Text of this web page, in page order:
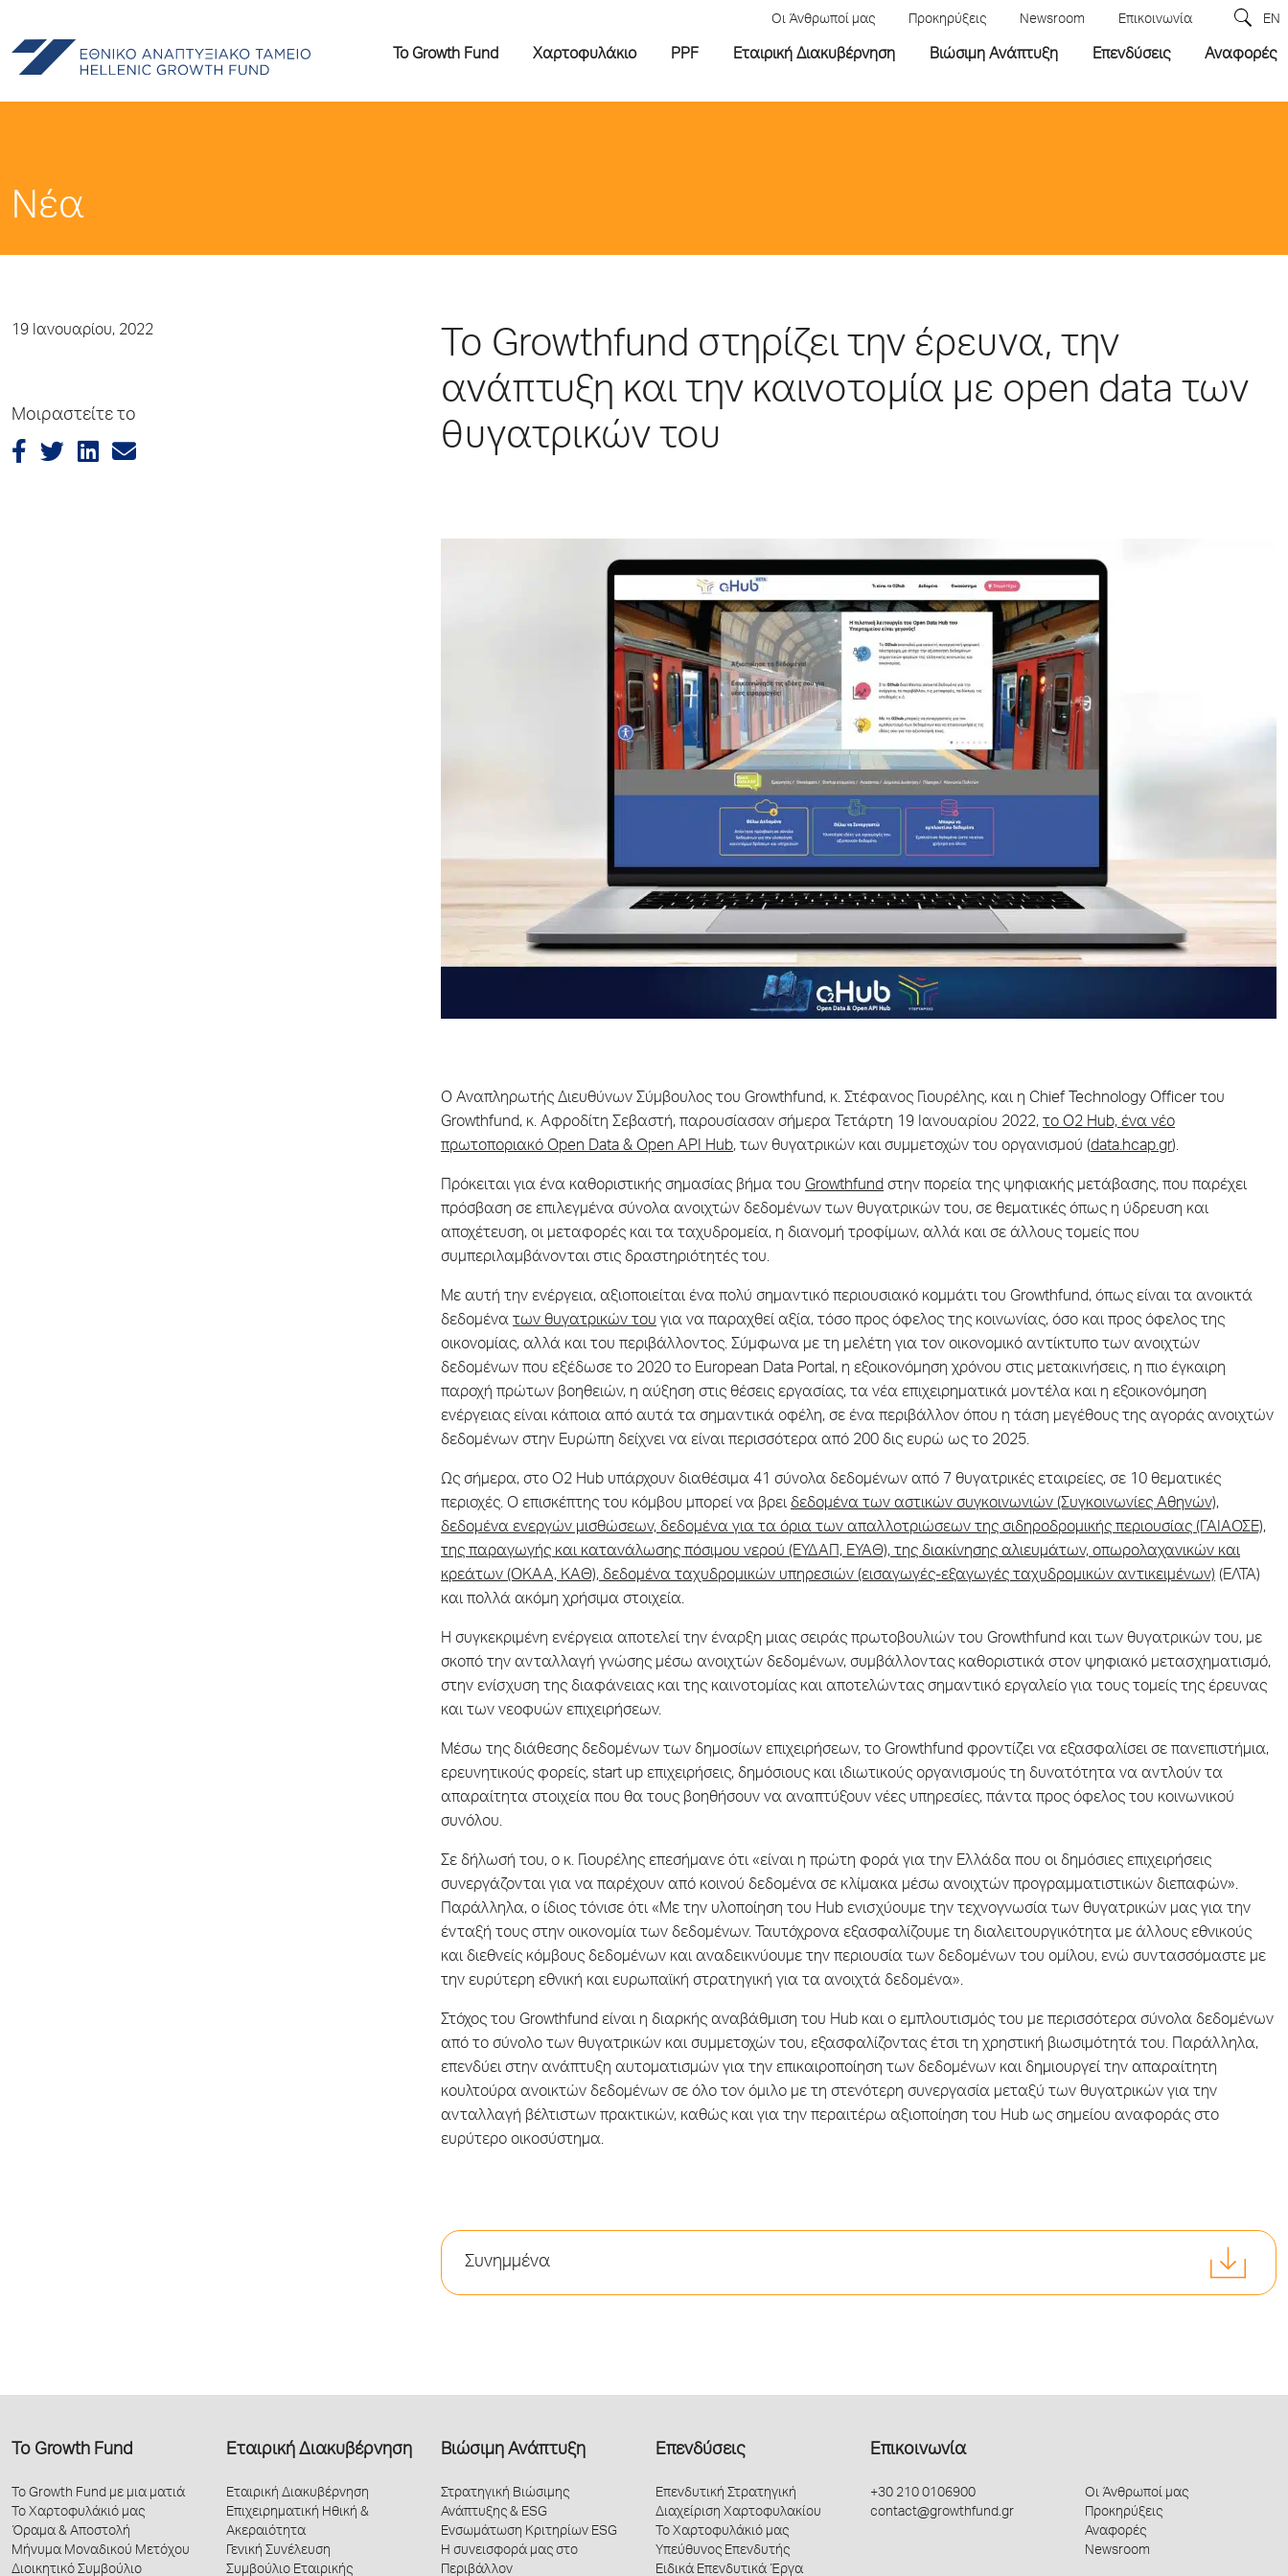
Οι Άνθρωποί μας Προκηρύξεις Newsroom Επικοινωνία EN
Το Growth Fund Χαρτοφυλάκιο PPF Εταιρική Διακυβέρνηση Βιώσιμη Ανάπτυξη Επενδύσεις Αναφορές
Νέα
19 Ιανουαρίου, 2022
Μοιραστείτε το
Το Growthfund στηρίζει την έρευνα, την
ανάπτυξη και την καινοτομία με open data των
θυγατρικών του
Ο Αναπληρωτής Διευθύνων Σύμβουλος του Growthfund, κ. Στέφανος Γιουρέλης, και η Chief Technology Officer του
Growthfund, κ. Αφροδίτη Σεβαστή, παρουσίασαν σήμερα Τετάρτη 19 Ιανουαρίου 2022, το O2 Hub, ένα νέο
πρωτοποριακό Open Data & Open API Hub, των θυγατρικών και συμμετοχών του οργανισμού (data.hcap.gr).
Πρόκειται για ένα καθοριστικής σημασίας βήμα του Growthfund στην πορεία της ψηφιακής μετάβασης, που παρέχει
πρόσβαση σε επιλεγμένα σύνολα ανοιχτών δεδομένων των θυγατρικών του, σε θεματικές όπως η ύδρευση και
αποχέτευση, οι μεταφορές και τα ταχυδρομεία, η διανομή τροφίμων, αλλά και σε άλλους τομείς που
συμπεριλαμβάνονται στις δραστηριότητές του.
Με αυτή την ενέργεια, αξιοποιείται ένα πολύ σημαντικό περιουσιακό κομμάτι του Growthfund, όπως είναι τα ανοικτά
δεδομένα των θυγατρικών του για να παραχθεί αξία, τόσο προς όφελος της κοινωνίας, όσο και προς όφελος της
οικονομίας, αλλά και του περιβάλλοντος. Σύμφωνα με τη μελέτη για τον οικονομικό αντίκτυπο των ανοιχτών
δεδομένων που εξέδωσε το 2020 το European Data Portal, η εξοικονόμηση χρόνου στις μετακινήσεις, η πιο έγκαιρη
παροχή πρώτων βοηθειών, η αύξηση στις θέσεις εργασίας, τα νέα επιχειρηματικά μοντέλα και η εξοικονόμηση
ενέργειας είναι κάποια από αυτά τα σημαντικά οφέλη, σε ένα περιβάλλον όπου η τάση μεγέθους της αγοράς ανοιχτών
δεδομένων στην Ευρώπη δείχνει να είναι περισσότερα από 200 δις ευρώ ως το 2025.
Ως σήμερα, στο O2 Hub υπάρχουν διαθέσιμα 41 σύνολα δεδομένων από 7 θυγατρικές εταιρείες, σε 10 θεματικές
περιοχές. Ο επισκέπτης του κόμβου μπορεί να βρει δεδομένα των αστικών συγκοινωνιών (Συγκοινωνίες Αθηνών),
δεδομένα ενεργών μισθώσεων, δεδομένα για τα όρια των απαλλοτριώσεων της σιδηροδρομικής περιουσίας (ΓΑΙΑΟΣΕ),
της παραγωγής και κατανάλωσης πόσιμου νερού (ΕΥΔΑΠ, ΕΥΑΘ), της διακίνησης αλιευμάτων, οπωρολαχανικών και
κρεάτων (ΟΚΑΑ, ΚΑΘ), δεδομένα ταχυδρομικών υπηρεσιών (εισαγωγές-εξαγωγές ταχυδρομικών αντικειμένων) (ΕΛΤΑ)
και πολλά ακόμη χρήσιμα στοιχεία.
Η συγκεκριμένη ενέργεια αποτελεί την έναρξη μιας σειράς πρωτοβουλιών του Growthfund και των θυγατρικών του, με
σκοπό την ανταλλαγή γνώσης μέσω ανοιχτών δεδομένων, συμβάλλοντας καθοριστικά στον ψηφιακό μετασχηματισμό,
στην ενίσχυση της διαφάνειας και της καινοτομίας και αποτελώντας σημαντικό εργαλείο για τους τομείς της έρευνας
και των νεοφυών επιχειρήσεων.
Μέσω της διάθεσης δεδομένων των δημοσίων επιχειρήσεων, το Growthfund φροντίζει να εξασφαλίσει σε πανεπιστήμια,
ερευνητικούς φορείς, start up επιχειρήσεις, δημόσιους και ιδιωτικούς οργανισμούς τη δυνατότητα να αντλούν τα
απαραίτητα στοιχεία που θα τους βοηθήσουν να αναπτύξουν νέες υπηρεσίες, πάντα προς όφελος του κοινωνικού
συνόλου.
Σε δήλωσή του, ο κ. Γιουρέλης επεσήμανε ότι «είναι η πρώτη φορά για την Ελλάδα που οι δημόσιες επιχειρήσεις
συνεργάζονται για να παρέχουν από κοινού δεδομένα σε κλίμακα μέσω ανοιχτών προγραμματιστικών διεπαφών».
Παράλληλα, ο ίδιος τόνισε ότι «Με την υλοποίηση του Hub ενισχύουμε την τεχνογνωσία των θυγατρικών μας για την
ένταξή τους στην οικονομία των δεδομένων. Ταυτόχρονα εξασφαλίζουμε τη διαλειτουργικότητα με άλλους εθνικούς
και διεθνείς κόμβους δεδομένων και αναδεικνύουμε την περιουσία των δεδομένων του ομίλου, ενώ συντασσόμαστε με
την ευρύτερη εθνική και ευρωπαϊκή στρατηγική για τα ανοιχτά δεδομένα».
Στόχος του Growthfund είναι η διαρκής αναβάθμιση του Hub και ο εμπλουτισμός του με περισσότερα σύνολα δεδομένων
από το σύνολο των θυγατρικών και συμμετοχών του, εξασφαλίζοντας έτσι τη χρηστική βιωσιμότητά του. Παράλληλα,
επενδύει στην ανάπτυξη αυτοματισμών για την επικαιροποίηση των δεδομένων και δημιουργεί την απαραίτητη
κουλτούρα ανοικτών δεδομένων σε όλο τον όμιλο με τη στενότερη συνεργασία μεταξύ των θυγατρικών για την
ανταλλαγή βέλτιστων πρακτικών, καθώς και για την περαιτέρω αξιοποίηση του Hub ως σημείου αναφοράς στο
ευρύτερο οικοσύστημα.
Συνημμένα
Το Growth Fund
Το Growth Fund με μια ματιά
Το Χαρτοφυλάκιό μας
Όραμα & Αποστολή
Μήνυμα Μοναδικού Μετόχου
Διοικητικό Συμβούλιο
Εταιρική Διακυβέρνηση
Εταιρική Διακυβέρνηση
Επιχειρηματική Ηθική &
Ακεραιότητα
Γενική Συνέλευση
Συμβούλιο Εταιρικής
Βιώσιμη Ανάπτυξη
Στρατηγική Βιώσιμης
Ανάπτυξης & ESG
Ενσωμάτωση Κριτηρίων ESG
Η συνεισφορά μας στο
Περιβάλλον
Επενδύσεις
Επενδυτική Στρατηγική
Διαχείριση Χαρτοφυλακίου
Το Χαρτοφυλάκιό μας
Υπεύθυνος Επενδυτής
Ειδικά Επενδυτικά Έργα
Επικοινωνία
+30 210 0106900
contact@growthfund.gr
Οι Άνθρωποί μας
Προκηρύξεις
Αναφορές
Newsroom